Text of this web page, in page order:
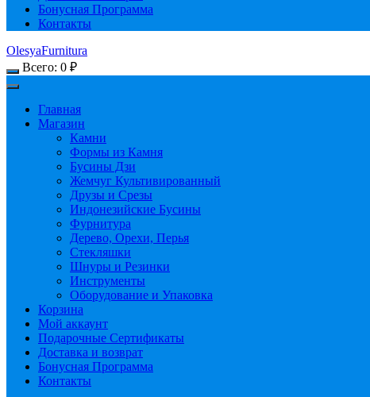
Бонусная Программа
Контакты
OlesyaFurnitura
Всего: 0 ₽
Главная
Магазин
Камни
Формы из Камня
Бусины Дзи
Жемчуг Культивированный
Друзы и Срезы
Индонезийские Бусины
Фурнитура
Дерево, Орехи, Перья
Стекляшки
Шнуры и Резинки
Инструменты
Оборудование и Упаковка
Корзина
Мой аккаунт
Подарочные Сертификаты
Доставка и возврат
Бонусная Программа
Контакты